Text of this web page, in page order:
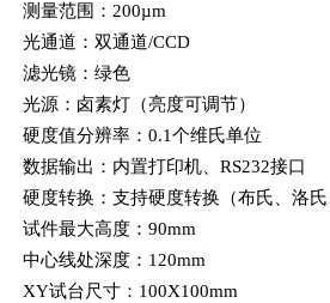
测量范围：200µm
光通道：双通道/CCD
滤光镜：绿色
光源：卤素灯（亮度可调节）
硬度值分辨率：0.1个维氏单位
数据输出：内置打印机、RS232接口
硬度转换：支持硬度转换（布氏、洛氏
试件最大高度：90mm
中心线处深度：120mm
XY试台尺寸：100X100mm